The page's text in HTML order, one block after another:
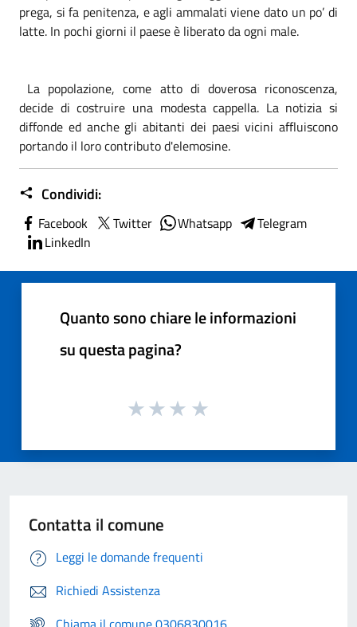
prega, si fa penitenza, e agli ammalati viene dato un po’ di
latte. In pochi giorni il paese è liberato da ogni male.
La popolazione, come atto di doverosa riconoscenza,
decide di costruire una modesta cappella. La notizia si
diffonde ed anche gli abitanti dei paesi vicini affluiscono
portando il loro contributo d'elemosine.
Condividi:
Facebook Twitter Whatsapp
Telegram
LinkedIn
Quanto sono chiare le informazioni
su questa pagina?
Contatta il comune
Leggi le domande frequenti
Richiedi Assistenza